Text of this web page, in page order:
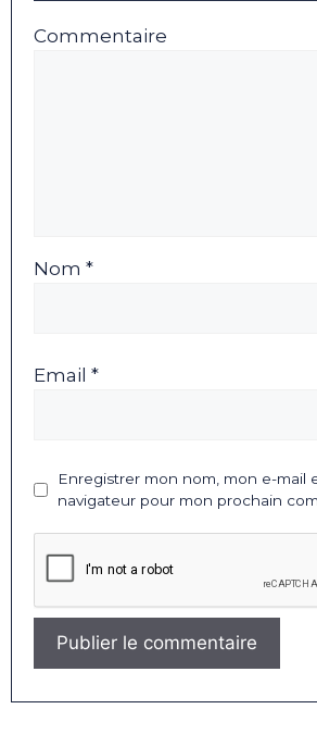
Commentaire
Nom *
Email *
Enregistrer mon nom, mon e-mail
navigateur pour mon prochain